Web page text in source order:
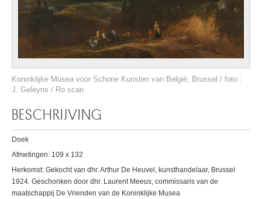
Koninklijke Musea voor Schone Kunsten van België, Brussel / foto :
J. Geleyns / Ro scan
BESCHRIJVING
Doek
Afmetingen: 109 x 132
Herkomst: Gekocht van dhr. Arthur De Heuvel, kunsthandelaar, Brussel
1924. Geschonken door dhr. Laurent Meeus, commissaris van de
maatschappij De Vrienden van de Koninklijke Musea